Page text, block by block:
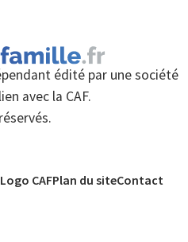
édité par une société
avec la CAF.
Logo CAFPlan du siteContact